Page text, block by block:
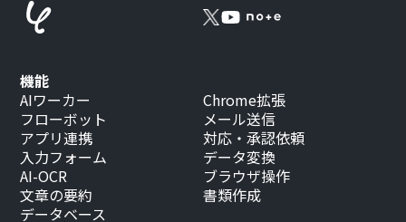
機能
AIワーカー
フローボット
アプリ連携
入力フォーム
AI-OCR
文章の要約
データベース
Chrome拡張
メール送信
対応・承認依頼
データ変換
ブラウザ操作
書類作成